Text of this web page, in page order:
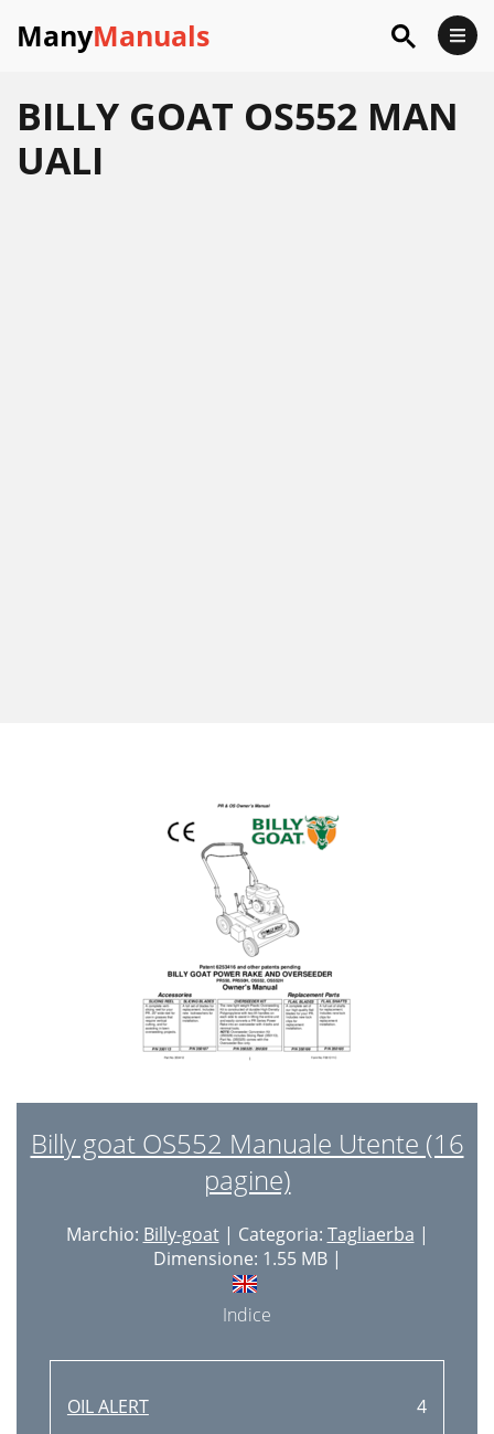
ManyManuals
BILLY GOAT OS552 MAN
UALI
Billy goat OS552 Manuale Utente (16
pagine)
Marchio: Billy-goat| Categoria: Tagliaerba |
Dimensione: 1.55 MB |
Indice
OIL ALERT
4